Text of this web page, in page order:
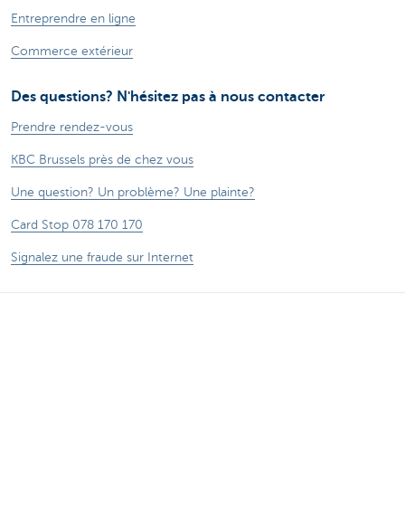
Entreprendre en ligne
Commerce extérieur
Des questions? N'hésitez pas à nous contacter
Prendre rendez-vous
KBC Brussels près de chez vous
Une question? Un problème? Une plainte?
Card Stop 078 170 170
Signalez une fraude sur Internet